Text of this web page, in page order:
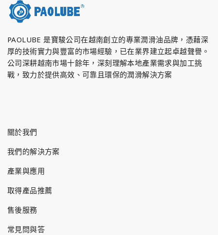
PAOLUBE 是寶駿公司在越南創立的專業潤滑油品牌，憑藉深
厚的技術實力與豐富的市場經驗，已在業界建立起卓越聲譽。
公司深耕越南市場十餘年，深刻理解本地產業需求與加工挑
戰，致力於提供高效、可靠且環保的潤滑解決方案
關於我們
我們的解決方案
產業與應用
取得產品推薦
售後服務
常見問與答